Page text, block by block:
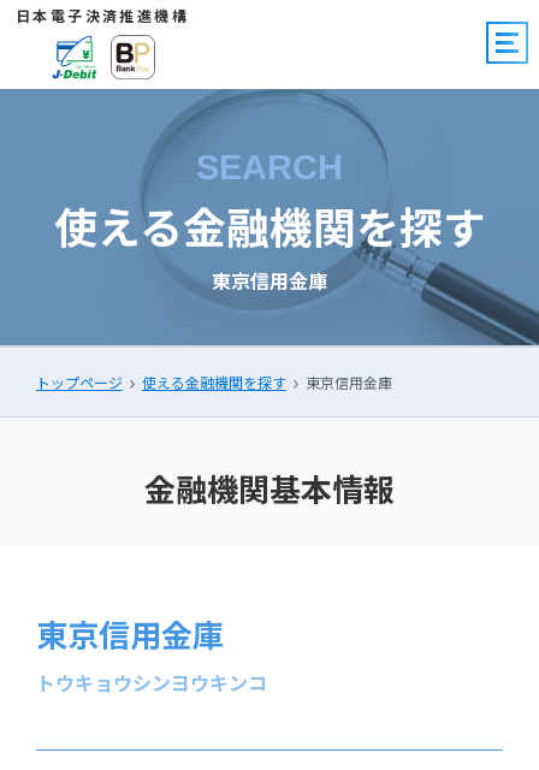
日本電子決済推進機構
SEARCH
使える金融機関を探す
東京信用金庫
トップページ 使える金融機関を探す 東京信用金庫
金融機関基本情報
東京信用金庫
トウキョウシンヨウキンコ